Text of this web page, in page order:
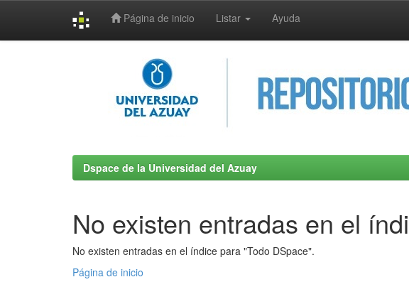
Página de inicio Listar Ayuda
Dspace de la Universidad del Azuay
No existen entradas en el
No existen entradas en el índice para "Todo DSpace".
Página de inicio